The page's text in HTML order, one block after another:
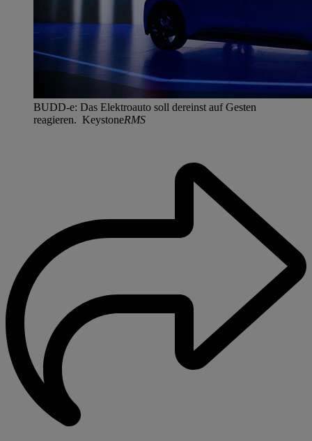
BUDD-e: Das Elektroauto soll dereinst auf Gesten
reagieren. KeystoneRMS